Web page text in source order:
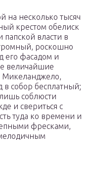
на несколько тысяч
крестом обелиск
власти в
роскошно
его фасадом и
величайшие
Микеланджело,
собор бесплатный;
соблюсти
и свериться с
туда ко времени и
фресками,